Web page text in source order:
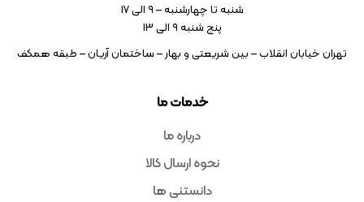
خدمات ما
درباره ما
نحوه ارسال کالا
دانستنی ها
شنبه تا چهارشنبه – ۹ الی 17
پنج شنبه ۹ الی 13
تهران خیابان انقلاب – بین شریعتی و بهار – ساختمان آریان – طبقه همکف